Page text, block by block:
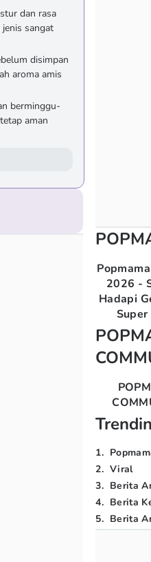
dan rasa
sangat
disimpan
aroma amis
berminggu-
aman
2026 -
Hadapi
1.
2. Viral
3. Berita
4. Berita
5. Berita